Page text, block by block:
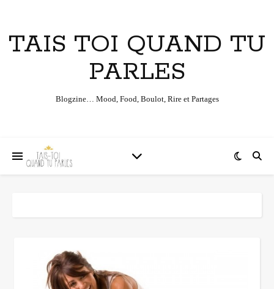
TAIS TOI QUAND TU
PARLES
Blogzine… Mood, Food, Boulot, Rire et Partages